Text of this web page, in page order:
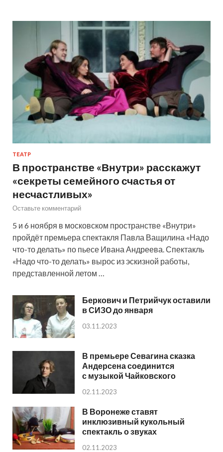
ТЕАТР
В пространстве «Внутри» расскажут
«секреты семейного счастья от
несчастливых»
Оставьте комментарий
5 и 6 ноября в московском пространстве «Внутри»
пройдёт премьера спектакля Павла Ващилина «Надо
что-то делать» по пьесе Ивана Андреева. Спектакль
«Надо что-то делать» вырос из эскизной работы,
представленной летом …
Беркович и Петрийчук оставили
в СИЗО до января
03.11.2023
В премьере Севагина сказка
Андерсена соединится
с музыкой Чайковского
02.11.2023
В Воронеже ставят
инклюзивный кукольный
спектакль о звуках
02.11.2023